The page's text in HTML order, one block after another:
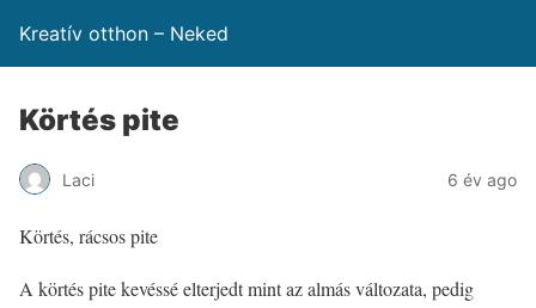
Kreatív otthon – Neked
Körtés pite
Laci 6 év ago
Körtés, rácsos pite
A körtés pite kevéssé elterjedt mint az almás változata, pedig